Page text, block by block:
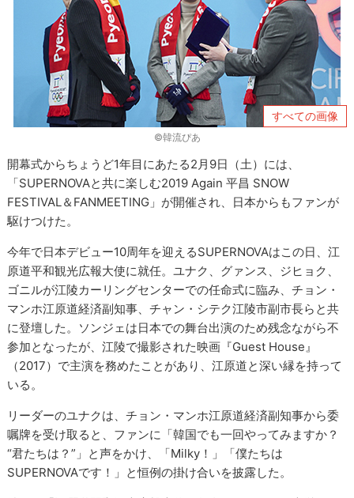
すべての画像
©韓流ぴあ
開幕式からちょうど1年目にあたる2月9日（土）には、
「SUPERNOVAと共に楽しむ2019 Again 平昌 SNOW
FESTIVAL＆FANMEETING」が開催され、日本からもファンが
駆けつけた。
今年で日本デビュー10周年を迎えるSUPERNOVAはこの日、江
原道平和観光広報大使に就任。ユナク、グァンス、ジヒョク、
ゴニルが江陵カーリングセンターでの任命式に臨み、チョン・
マンホ江原道経済副知事、チャン・シテク江陵市副市長らと共
に登壇した。ソンジェは日本での舞台出演のため残念ながら不
参加となったが、江陵で撮影された映画『Guest House』
（2017）で主演を務めたことがあり、江原道と深い縁を持って
いる。
リーダーのユナクは、チョン・マンホ江原道経済副知事から委
嘱牌を受け取ると、ファンに「韓国でも一回やってみますか？
“君たちは？”」と声をかけ、「Milky！」「僕たちは
SUPERNOVAです！」と恒例の掛け合いを披露した。